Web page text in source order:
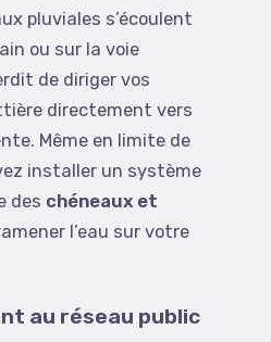
pluviales s’écoulent
ou sur la voie
de diriger vos
directement vers
Même en limite de
installer un système
des chéneaux et
l’eau sur votre
au réseau public